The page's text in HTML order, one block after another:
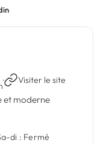
· Visiter le site
et moderne
di : Fermé